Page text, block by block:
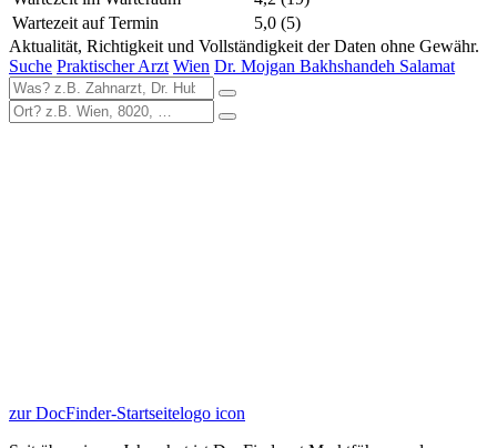
Wartezeit auf Termin
5,0 (5)
Aktualität, Richtigkeit und Vollständigkeit der Daten ohne Gewähr.
Suche Praktischer Arzt Wien Dr. Mojgan Bakhshandeh Salamat
zur DocFinder-Startseitelogo icon